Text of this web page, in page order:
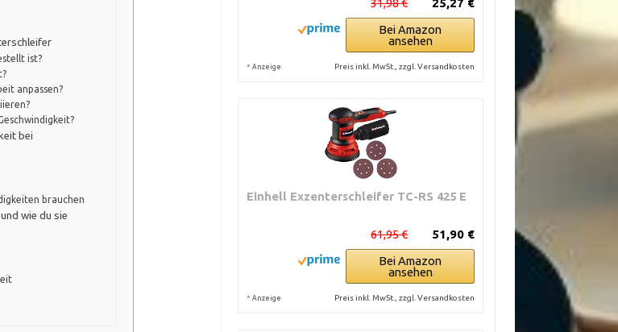
ist?
anpassen?
bei
brauchen
wie du sie
25,27 €
31,98 €
Bei Amazon
ansehen
* Anzeige Preis inkl. MwSt., zzgl. Versandkosten
Einhell Exzenterschleifer TC-RS 425 E
51,90 €
61,95 €
Bei Amazon
ansehen
* Anzeige Preis inkl. MwSt., zzgl. Versandkosten